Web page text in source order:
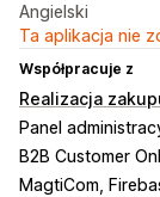
Angielski
Ta aplikacja nie
Współpracuje z
Realizacja
Panel
B2B Customer
MagtiCom,